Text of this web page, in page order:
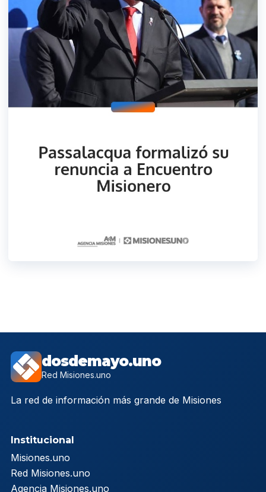
dosdemayo.uno
Red Misiones.uno
La red de información más grande de Misiones
Institucional
Misiones.uno
Red Misiones.uno
Agencia Misiones.uno